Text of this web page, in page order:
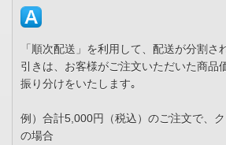
「順次配送」を利用して、配送が分割さ
引きは、お客様がご注文いただいた商品
振り分けをいたします｡
例）合計5,000円（税込）のご注文で、
の場合